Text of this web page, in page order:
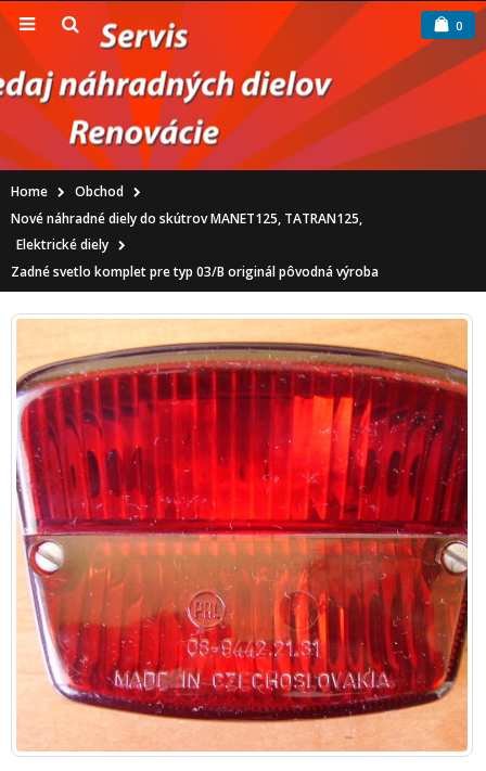
0
Home
Obchod
Nové náhradné diely do skútrov MANET125, TATRAN125,
Elektrické diely
Zadné svetlo komplet pre typ 03/B originál pôvodná výroba